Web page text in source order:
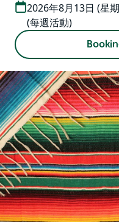
2026年8月13日 (星
(每週活動)